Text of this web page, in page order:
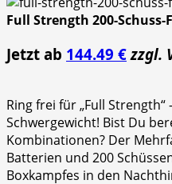
Full Strength 200-
Jetzt ab 144.49 € zzgl.
Ring frei für „Full
Schwergewicht! Bist Du
Kombinationen? Der
Batterien und 200
Boxkampfes in den